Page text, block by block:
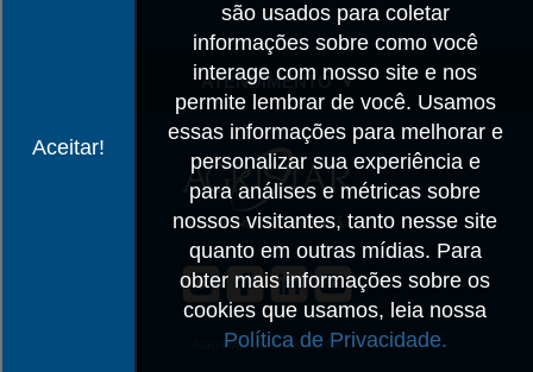
Aceitar!
são usados para coletar
informações sobre como você
interage com nosso site e nos
permite lembrar de você. Usamos
essas informações para melhorar e
personalizar sua experiência e
para análises e métricas sobre
nossos visitantes, tanto nesse site
quanto em outras mídias. Para
obter mais informações sobre os
cookies que usamos, leia nossa
Política de Privacidade.
ATENDIMENTO
CADASTRO
TRABALHE CONOSCO
AGRISTAR DO BRASIL LTDA